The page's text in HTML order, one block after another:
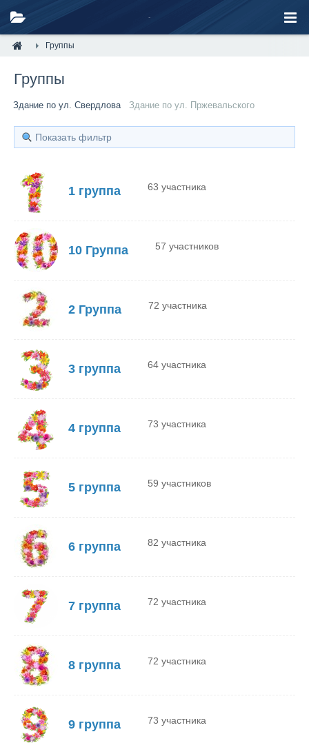
Группы
Группы
Здание по ул. Свердлова Здание по ул. Пржевальского
Показать фильтр
1 группа 63 участника
10 Группа 57 участников
2 Группа 72 участника
3 группа 64 участника
4 группа 73 участника
5 группа 59 участников
6 группа 82 участника
7 группа 72 участника
8 группа 72 участника
9 группа 73 участника